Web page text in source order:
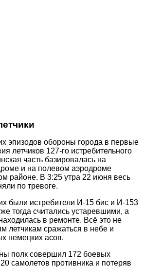
эпизодов обороны города в первые
летчиков 127-го истребительного
часть базировалась на
и на полевом аэродроме
районе. В 3:25 утра 22 июня весь
по тревоге.
были истребители И-15 бис и И-153
тогда считались устаревшими, а
в ремонте. Всё это не
летчикам сражаться в небе и
немецких асов.
полк совершил 172 боевых
самолетов противника и потеряв